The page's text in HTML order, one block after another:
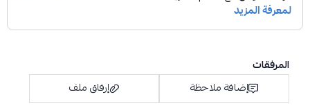
المرفقات
إضافة ملاحظة
إرفاق ملف